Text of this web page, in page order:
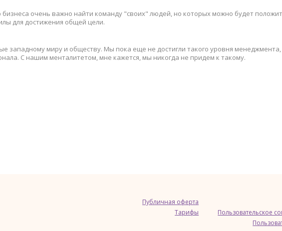
бизнеса очень важно найти команду "своих" людей, но которых можно будет
для достижения общей цели.
западному миру и обществу. Мы пока еще не достигли такого уровня
С нашим менталитетом, мне кажется, мы никогда не придем к такому.
Публичная оферта
Тарифы
Пользовательское